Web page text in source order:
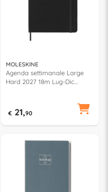
MOLESKINE
Agenda settimanale Large
Hard 2027 18m Lug-Dic
€ 21,90